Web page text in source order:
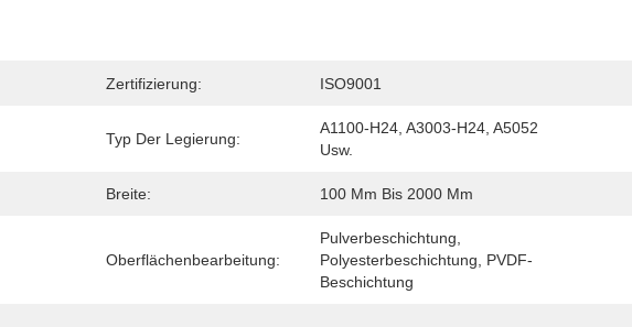
Zertifizierung: ISO9001
Typ Der Legierung:
A1100-H24, A3003-H24, A5052
Usw.
Breite: 100 Mm Bis 2000 Mm
Oberflächenbearbeitung:
Pulverbeschichtung,
Polyesterbeschichtung, PVDF-
Beschichtung